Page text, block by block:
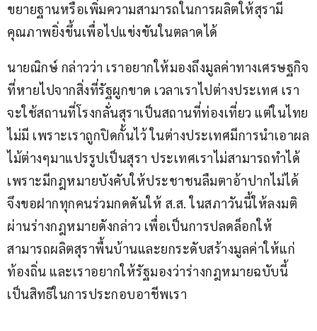
ขยายฐานหรือเพิ่มความสามารถในการผลิตให้สุรามี
คุณภาพยิ่งขึ้นเพื่อไปแข่งขันในตลาดได้
นายณิกษ์ กล่าวว่า เราอยากให้มองถึงมูลค่าทางเศรษฐกิจ
ที่หายไปจากสิ่งที่รัฐผูกขาด เวลาเราไปต่างประเทศ เรา
จะใช้สถานที่โรงกลั่นสุราเป็นสถานที่ท่องเที่ยว แต่ในไทย
ไม่มี เพราะเราถูกปิดกั้นไว้ ในต่างประเทศมีการนำเอาผล
ไม้ต่างๆมาแปรรูปเป็นสุรา ประเทศเราไม่สามารถทำได้
เพราะมีกฎหมายบังคับให้ประชาชนลืมตาอ้าปากไม่ได้
จึงขอฝากทุกคนร่วมกดดันให้ ส.ส. ในสภาวันนี้ให้ลงมติ
ผ่านร่างกฎหมายดังกล่าว เพื่อเป็นการปลดล็อกให้
สามารถผลิตสุราพื้นบ้านและยกระดับสร้างมูลค่าให้แก่
ท้องถิ่น และเราอยากให้รัฐมองว่าร่างกฎหมายฉบับนี้
เป็นสิทธิในการประกอบอาชีพเรา